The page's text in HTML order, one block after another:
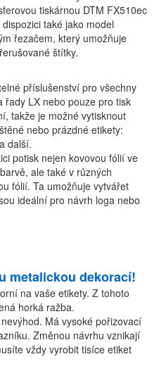
tiskárnou DTM FX510ec
také jako model
řezačem, který umožňuje
štítky.
příslušenství pro všechny
řady LX nebo pouze pro tisk
takže je možné vytisknout
nebo prázdné etikety:
další.
potisk nejen kovovou fólií ve
ale také v různých
fólií. Ta umožňuje vytvářet
ideální pro návrh loga nebo
metalickou dekorací!
na vaše etikety. Z tohoto
horká ražba.
Má vysoké pořizovací
Změnou návrhu vznikají
vždy vyrobit tisíce etiket